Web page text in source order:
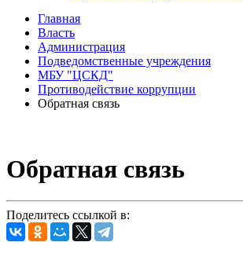
Главная
Власть
Администрация
Подведомственные учреждения
МБУ "ЦСКД"
Противодействие коррупции
Обратная связь
Обратная связь
Поделитесь ссылкой в: